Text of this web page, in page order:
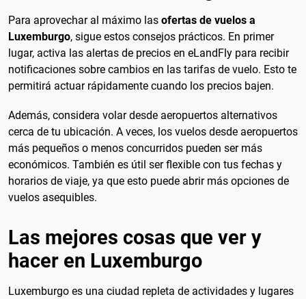
Para aprovechar al máximo las ofertas de vuelos a
Luxemburgo, sigue estos consejos prácticos. En primer
lugar, activa las alertas de precios en eLandFly para recibir
notificaciones sobre cambios en las tarifas de vuelo. Esto te
permitirá actuar rápidamente cuando los precios bajen.
Además, considera volar desde aeropuertos alternativos
cerca de tu ubicación. A veces, los vuelos desde aeropuertos
más pequeños o menos concurridos pueden ser más
económicos. También es útil ser flexible con tus fechas y
horarios de viaje, ya que esto puede abrir más opciones de
vuelos asequibles.
Las mejores cosas que ver y
hacer en Luxemburgo
Luxemburgo es una ciudad repleta de actividades y lugares